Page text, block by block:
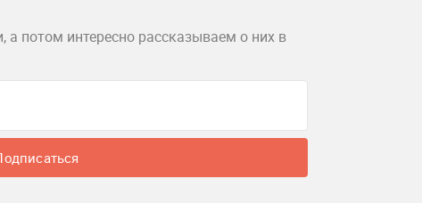
потом интересно рассказываем о них в